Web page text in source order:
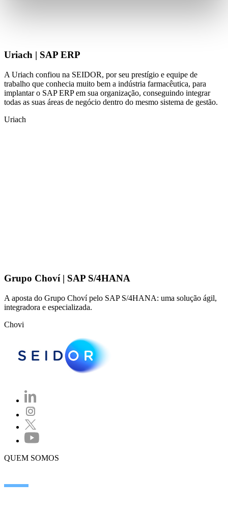
Uriach | SAP ERP
A Uriach confiou na SEIDOR, por seu prestígio e equipe de
trabalho que conhecia muito bem a indústria farmacêutica, para
implantar o SAP ERP em sua organização, conseguindo integrar
todas as suas áreas de negócio dentro do mesmo sistema de gestão.
Uriach
Grupo Choví | SAP S/4HANA
A aposta do Grupo Choví pelo SAP S/4HANA: uma solução ágil,
integradora e especializada.
Chovi
QUEM SOMOS